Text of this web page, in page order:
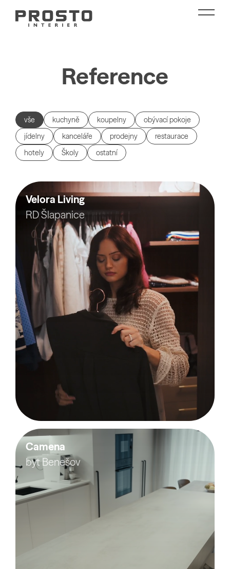
Reference
vše kuchyně koupelny
obývací pokoje
jídelny
kanceláře prodejny
restaurace
hotely
Školy ostatní
Velora Living
RD Šlapanice
Camena
byt Benešov